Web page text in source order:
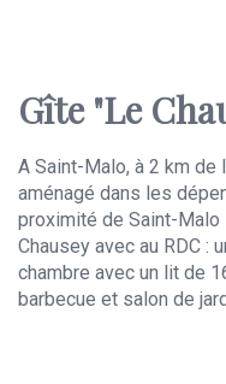
Gîte "Le
A Saint-Malo, à 2 km
aménagé dans les
proximité de Saint-Malo
Chausey avec au RDC :
chambre avec un lit de
barbecue et salon de